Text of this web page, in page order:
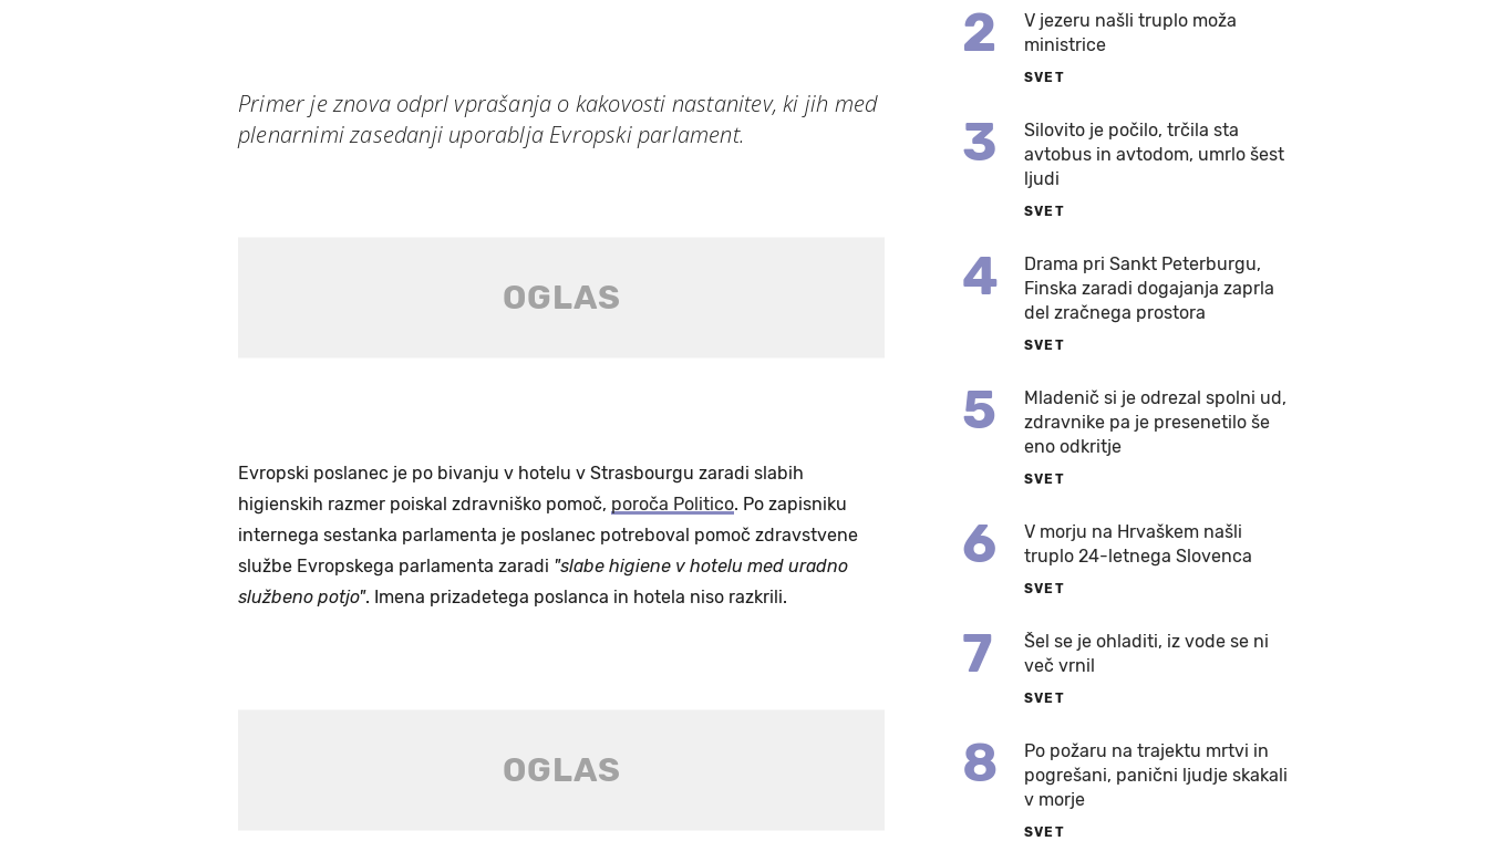
Primer je znova odprl vprašanja o kakovosti nastanitev, ki jih med
plenarnimi zasedanji uporablja Evropski parlament.
Evropski poslanec je po bivanju v hotelu v Strasbourgu zaradi slabih
higienskih razmer poiskal zdravniško pomoč, poroča Politico. Po zapisniku
internega sestanka parlamenta je poslanec potreboval pomoč zdravstvene
službe Evropskega parlamenta zaradi "slabe higiene v hotelu med uradno
službeno potjo". Imena prizadetega poslanca in hotela niso razkrili.
2
V jezeru našli truplo moža
ministrice
SVET
3
Silovito je počilo, trčila sta
avtobus in avtodom, umrlo šest
ljudi
SVET
4
Drama pri Sankt Peterburgu,
Finska zaradi dogajanja zaprla
del zračnega prostora
SVET
5
Mladenič si je odrezal spolni ud,
zdravnike pa je presenetilo še
eno odkritje
SVET
6
V morju na Hrvaškem našli
truplo 24-letnega Slovenca
SVET
7
Šel se je ohladiti, iz vode se ni
več vrnil
SVET
8
Po požaru na trajektu mrtvi in
pogrešani, panični ljudje skakali
v morje
SVET